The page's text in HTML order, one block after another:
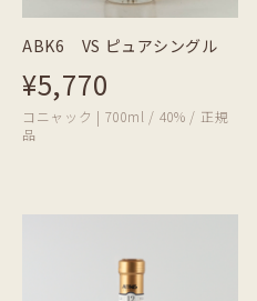
ABK6 VS ピュアシングル
¥5,770
コニャック | 700ml / 40% / 正規
品